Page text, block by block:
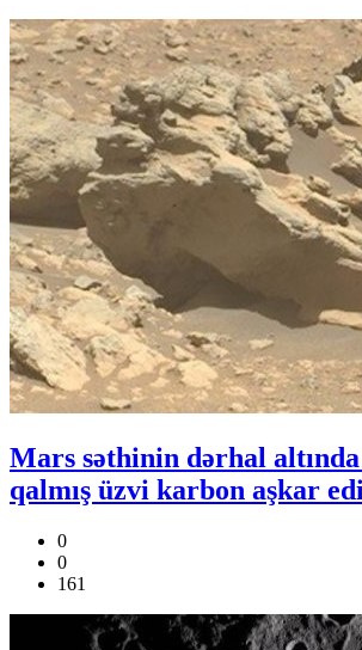
Mars səthinin dərhal
qalmış üzvi karbon aşkar
0
0
161